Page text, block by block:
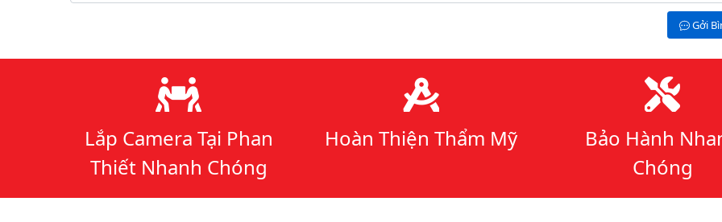
Gởi
Lý do chọn chúng tôi
Lắp Camera Tại Phan
Thiết Nhanh Chóng
Hoàn Thiện Thẩm Mỹ
Bảo Hành
Chóng